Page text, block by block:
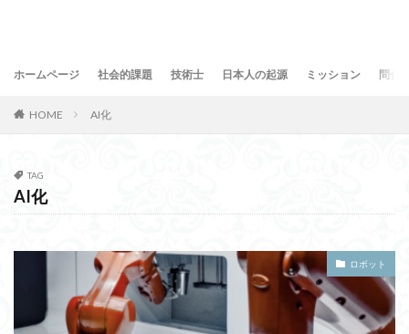
ホームページ 社会的課題 技術士 日本人の起源 ミッション 問合
HOME AI化
TAG
AI化
ロボット